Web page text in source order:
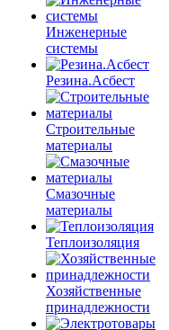
Инженерные
системы
Резина.Асбест
Строительные
материалы
Смазочные
материалы
Теплоизоляция
Хозяйственные
принадлежности